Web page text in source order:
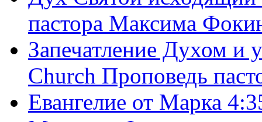
пастора Максима
Запечатление Духом и
Church Проповедь
Евангелие от Марка